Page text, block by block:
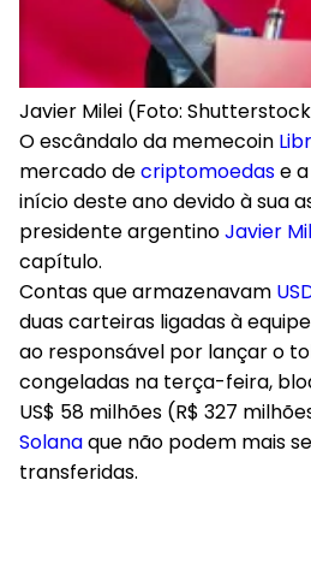
Javier Milei (Foto:
O escândalo da memecoin
mercado decriptomoedase
início deste ano devido à sua
presidente argentinoJavier
capítulo.
Contas que armazenavam
duas carteiras ligadas à
ao responsável por lançar o
congeladas na terça-feira,
US$ 58 milhões (R$ 327
Solanaque não podem mais
transferidas.